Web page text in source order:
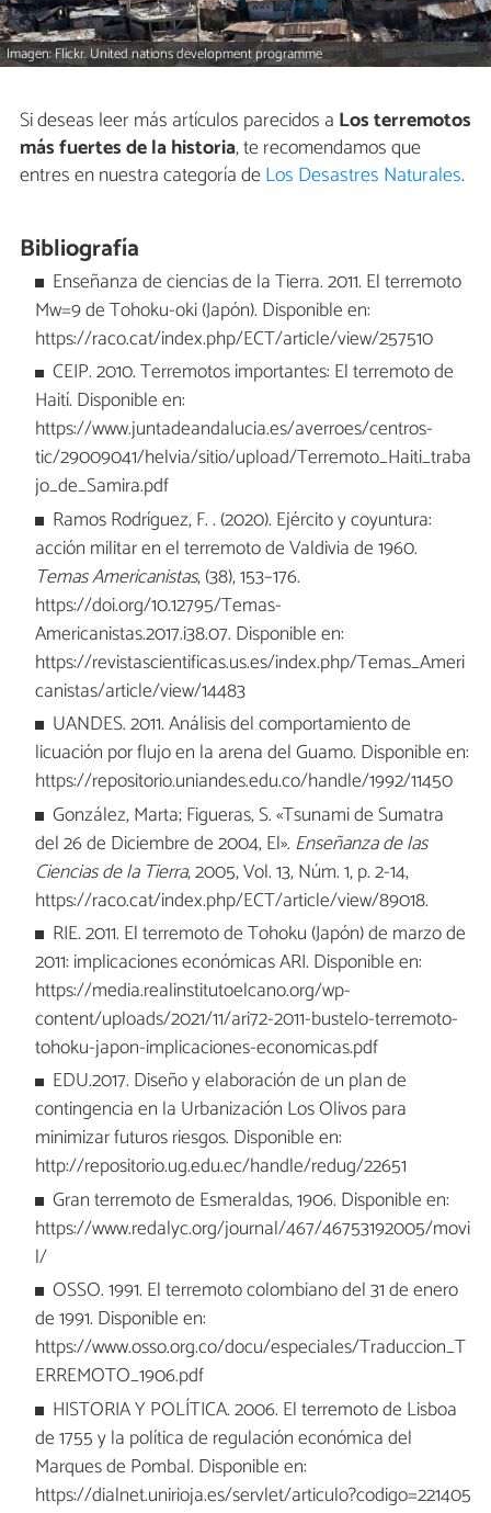
Imagen: Flickr. United nations development programme
Si deseas leer más artículos parecidos a Los terremotos
más fuertes de la historia, te recomendamos que
entres en nuestra categoría deLos Desastres Naturales.
Bibliografía
Enseñanza de ciencias de la Tierra. 2011. El terremoto
Mw=9 de Tohoku-oki (Japón). Disponible en:
https://raco.cat/index.php/ECT/article/view/257510
CEIP. 2010. Terremotos importantes: El terremoto de
Haití. Disponible en:
https://www.juntadeandalucia.es/averroes/centros-
tic/29009041/helvia/sitio/upload/Terremoto_Haiti_traba
jo_de_Samira.pdf
Ramos Rodríguez, F. . (2020). Ejército y coyuntura:
acción militar en el terremoto de Valdivia de 1960.
Temas Americanistas, (38), 153–176.
https://doi.org/10.12795/Temas-
Americanistas.2017.i38.07. Disponible en:
https://revistascientificas.us.es/index.php/Temas_Ameri
canistas/article/view/14483
UANDES. 2011. Análisis del comportamiento de
licuación por flujo en la arena del Guamo. Disponible en:
https://repositorio.uniandes.edu.co/handle/1992/11450
González, Marta; Figueras, S. «Tsunami de Sumatra
del 26 de Diciembre de 2004, El». Enseñanza de las
Ciencias de la Tierra, 2005, Vol. 13, Núm. 1, p. 2-14,
https://raco.cat/index.php/ECT/article/view/89018.
RIE. 2011. El terremoto de Tohoku (Japón) de marzo de
2011: implicaciones económicas ARI. Disponible en:
https://media.realinstitutoelcano.org/wp-
content/uploads/2021/11/ari72-2011-bustelo-terremoto-
tohoku-japon-implicaciones-economicas.pdf
EDU.2017. Diseño y elaboración de un plan de
contingencia en la Urbanización Los Olivos para
minimizar futuros riesgos. Disponible en:
http://repositorio.ug.edu.ec/handle/redug/22651
Gran terremoto de Esmeraldas, 1906. Disponible en:
https://www.redalyc.org/journal/467/46753192005/movi
l/
OSSO. 1991. El terremoto colombiano del 31 de enero
de 1991. Disponible en:
https://www.osso.org.co/docu/especiales/Traduccion_T
ERREMOTO_1906.pdf
HISTORIA Y POLÍTICA. 2006. El terremoto de Lisboa
de 1755 y la política de regulación económica del
Marques de Pombal. Disponible en:
https://dialnet.unirioja.es/servlet/articulo?codigo=221405